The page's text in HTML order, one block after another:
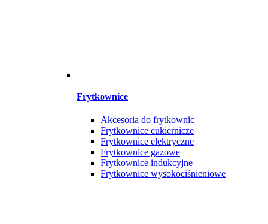
Frytkownice
Akcesoria do frytkownic
Frytkownice cukiernicze
Frytkownice elektryczne
Frytkownice gazowe
Frytkownice indukcyjne
Frytkownice wysokociśnieniowe